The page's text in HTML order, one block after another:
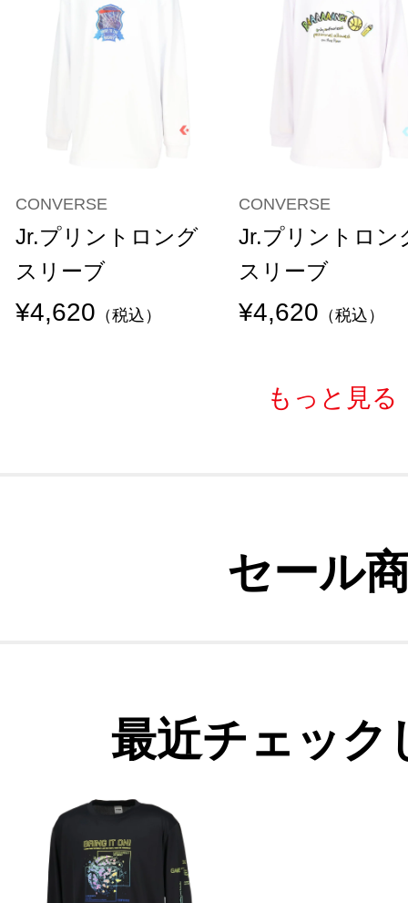
CONVERSE
Jr.プリントロング
スリーブ
¥4,620 （税込）
CONVERSE
Jr.プリントロン
スリーブ
¥4,620 （税込）
もっと見る
セール
最近チェック